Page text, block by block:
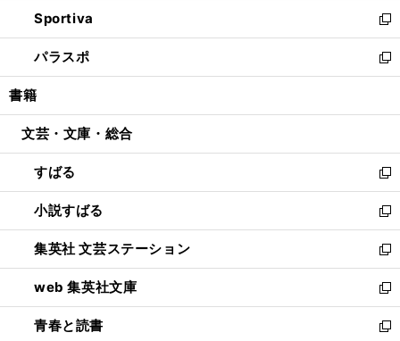
く
ド
ウ
で
開
ィ
ン
ド
ウ
開
い
ウ
ィ
ン
ウ
開
く
Sportiva
新
し
い
ウ
ン
ウ
で
開
く
パラスポ
新
し
ウ
ン
ド
ウ
で
開
く
書籍
文芸・文庫・総合
すばる
新
し
い
ウ
ィ
ン
ド
ウ
で
小説すばる
新
し
い
ウ
ィ
ン
ド
集英社 文芸ステーション
新
し
い
ウ
ィ
web 集英社文庫
新
し
い
青春と読書
新